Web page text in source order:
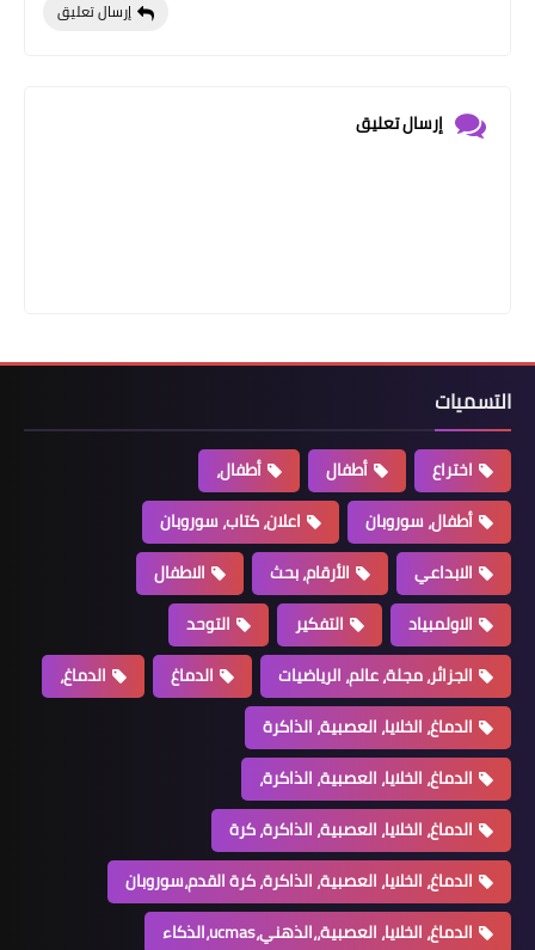
إرسال تعليق
إرسال تعليق
التسميات
اختراع أطفال
أطفال،
أطفال، سوروبان
اعلان، كتاب، سوروبان
الابداعي
الأرقام، بحث
الاطفال
الاولمبياد
التفكير
التوحد
الجزائر، مجلة، عالم، الرياضيات
الدماغ
الدماغ،
الدماغ، الخلايا، العصبية، الذاكرة
الدماغ، الخلايا، العصبية، الذاكرة،
الدماغ، الخلايا، العصبية، الذاكرة، كرة
الدماغ، الخلايا، العصبية، الذاكرة، كرة القدم،سوروبان
الدماغ، الخلايا، العصبية،،الذهني،ucmas،الذكاء